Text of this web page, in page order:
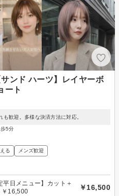
ンド ハーツ】レイヤーボ
ート
歓迎。多様な決済方法に対応。
5分
る メンズ歓迎
日メニュー】カット＋
￥16,500
￥16,500